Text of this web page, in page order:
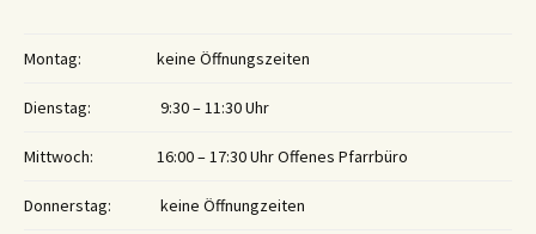
Montag: keine Öffnungszeiten
Dienstag: 9:30 – 11:30 Uhr
Mittwoch: 16:00 – 17:30 Uhr Offenes Pfarrbüro
Donnerstag: keine Öffnungzeiten